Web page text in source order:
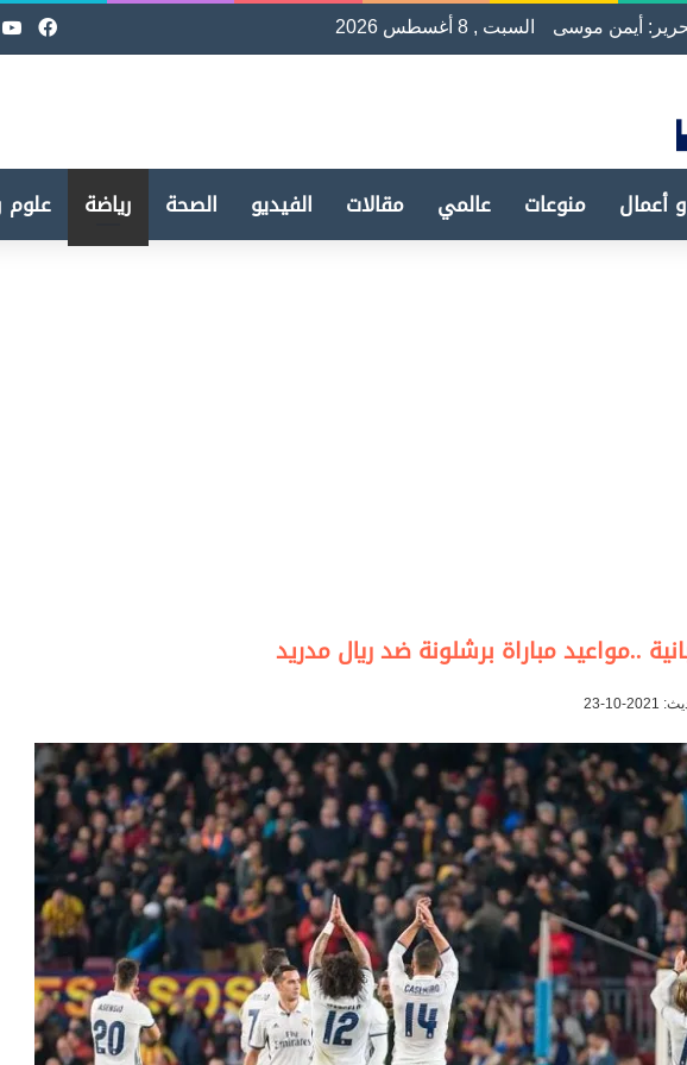
أيمن موسى السبت , 8 أغسطس 2026
أعمال منوعات عالمي مقالات الفيديو الصحة رياضة علوم
..مواعيد مباراة برشلونة ضد ريال مدريد
10-23